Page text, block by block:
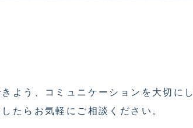
よう、コミュニケーションを大切に
たらお気軽にご相談ください。